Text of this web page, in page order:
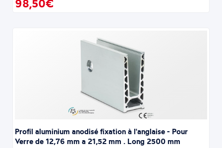
98,50€
Profil aluminium anodisé fixation à l'anglaise - Pour
Verre de 12,76 mm a 21,52 mm . Long 2500 mm